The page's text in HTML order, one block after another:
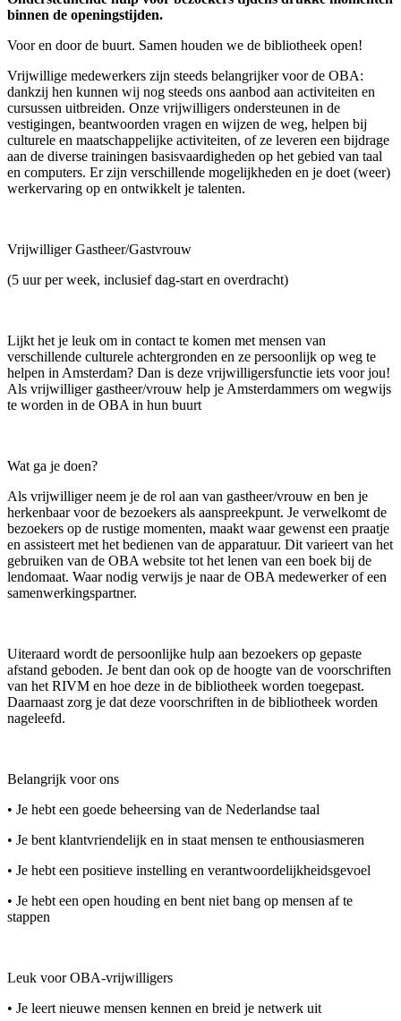
binnen de openingstijden.
Voor en door de buurt. Samen houden we de bibliotheek open!
Vrijwillige medewerkers zijn steeds belangrijker voor de OBA:
dankzij hen kunnen wij nog steeds ons aanbod aan activiteiten en
cursussen uitbreiden. Onze vrijwilligers ondersteunen in de
vestigingen, beantwoorden vragen en wijzen de weg, helpen bij
culturele en maatschappelijke activiteiten, of ze leveren een bijdrage
aan de diverse trainingen basisvaardigheden op het gebied van taal
en computers. Er zijn verschillende mogelijkheden en je doet (weer)
werkervaring op en ontwikkelt je talenten.
Vrijwilliger Gastheer/Gastvrouw
(5 uur per week, inclusief dag-start en overdracht)
Lijkt het je leuk om in contact te komen met mensen van
verschillende culturele achtergronden en ze persoonlijk op weg te
helpen in Amsterdam? Dan is deze vrijwilligersfunctie iets voor jou!
Als vrijwilliger gastheer/vrouw help je Amsterdammers om wegwijs
te worden in de OBA in hun buurt
Wat ga je doen?
Als vrijwilliger neem je de rol aan van gastheer/vrouw en ben je
herkenbaar voor de bezoekers als aanspreekpunt. Je verwelkomt de
bezoekers op de rustige momenten, maakt waar gewenst een praatje
en assisteert met het bedienen van de apparatuur. Dit varieert van het
gebruiken van de OBA website tot het lenen van een boek bij de
lendomaat. Waar nodig verwijs je naar de OBA medewerker of een
samenwerkingspartner.
Uiteraard wordt de persoonlijke hulp aan bezoekers op gepaste
afstand geboden. Je bent dan ook op de hoogte van de voorschriften
van het RIVM en hoe deze in de bibliotheek worden toegepast.
Daarnaast zorg je dat deze voorschriften in de bibliotheek worden
nageleefd.
Belangrijk voor ons
• Je hebt een goede beheersing van de Nederlandse taal
• Je bent klantvriendelijk en in staat mensen te enthousiasmeren
• Je hebt een positieve instelling en verantwoordelijkheidsgevoel
• Je hebt een open houding en bent niet bang op mensen af te
stappen
Leuk voor OBA-vrijwilligers
• Je leert nieuwe mensen kennen en breid je netwerk uit